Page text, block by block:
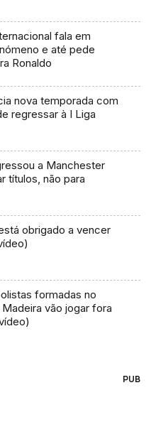
fala em
e até pede
Ronaldo
nova temporada com
regressar à I Liga
a Manchester
títulos, não para
obrigado a vencer
formadas no
vão jogar fora
PUB